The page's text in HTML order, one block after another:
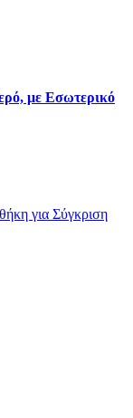
με Εσωτερικό
για Σύγκριση